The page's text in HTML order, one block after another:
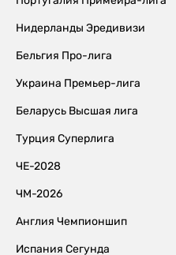
Нидерланды Эредивизи
Бельгия Про-лига
Украина Премьер-лига
Беларусь Высшая лига
Турция Суперлига
ЧЕ-2028
ЧМ-2026
Англия Чемпионшип
Испания Сегунда